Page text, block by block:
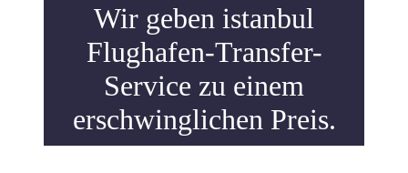
Wir geben istanbul
Flughafen-Transfer-
Service zu einem
erschwinglichen Preis.